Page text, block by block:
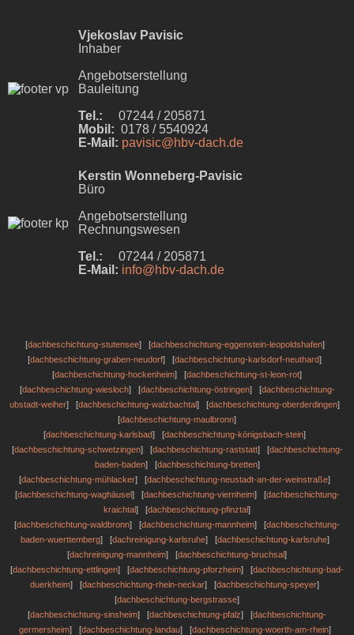
Vjekoslav Pavisic
Inhaber
Angebotserstellung
Bauleitung
Tel.: 07244 / 205871
Mobil: 0178 / 5540924
E-Mail: pavisic@hbv-dach.de
Kerstin Wonneberg-Pavisic
Büro
Angebotserstellung
Rechnungswesen
Tel.: 07244 / 205871
E-Mail: info@hbv-dach.de
[dachbeschichtung-stutensee] [dachbeschichtung-eggenstein-leopoldshafen]
[dachbeschichtung-graben-neudorf] [dachbeschichtung-karlsdorf-neuthard]
[dachbeschichtung-hockenheim] [dachbeschichtung-st-leon-rot]
[dachbeschichtung-wiesloch] [dachbeschichtung-östringen] [dachbeschichtung-
ubstadt-weiher] [dachbeschichtung-walzbachtal] [dachbeschichtung-oberderdingen]
[dachbeschichtung-maulbronn]
[dachbeschichtung-karlsbad] [dachbeschichtung-königsbach-stein]
[dachbeschichtung-schwetzingen] [dachbeschichtung-raststatt] [dachbeschichtung-
baden-baden] [dachbeschichtung-bretten]
[dachbeschichtung-mühlacker] [dachbeschichtung-neustadt-an-der-weinstraße]
[dachbeschichtung-waghäusel] [dachbeschichtung-viernheim] [dachbeschichtung-
kraichtal] [dachbeschichtung-pfinztal]
[dachbeschichtung-waldbronn] [dachbeschichtung-mannheim] [dachbeschichtung-
baden-wuerttemberg] [dachreinigung-karlsruhe] [dachbeschichtung-karlsruhe]
[dachreinigung-mannheim] [dachbeschichtung-bruchsal]
[dachbeschichtung-ettlingen] [dachbeschichtung-pforzheim] [dachbeschichtung-bad-
duerkheim] [dachbeschichtung-rhein-neckar] [dachbeschichtung-speyer]
[dachbeschichtung-bergstrasse]
[dachbeschichtung-sinsheim] [dachbeschichtung-pfalz] [dachbeschichtung-
germersheim] [dachbeschichtung-landau] [dachbeschichtung-woerth-am-rhein]